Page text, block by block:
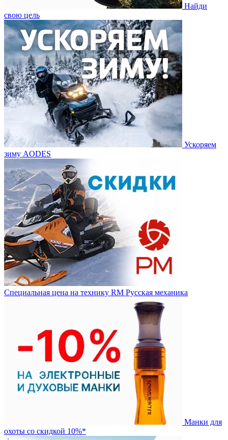
Найди
свою цель
Ускоряем
зиму AODES
Специальная цена на технику RM Русская механика
Манки для
охоты со скидкой 10%*